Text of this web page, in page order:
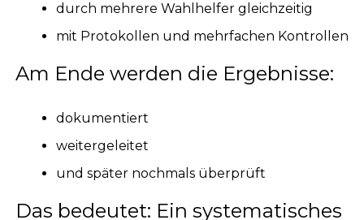
durch mehrere Wahlhelfer gleichzeitig
mit Protokollen und mehrfachen Kontrollen
Am Ende werden die Ergebnisse:
dokumentiert
weitergeleitet
und später nochmals überprüft
Das bedeutet: Ein systematisches